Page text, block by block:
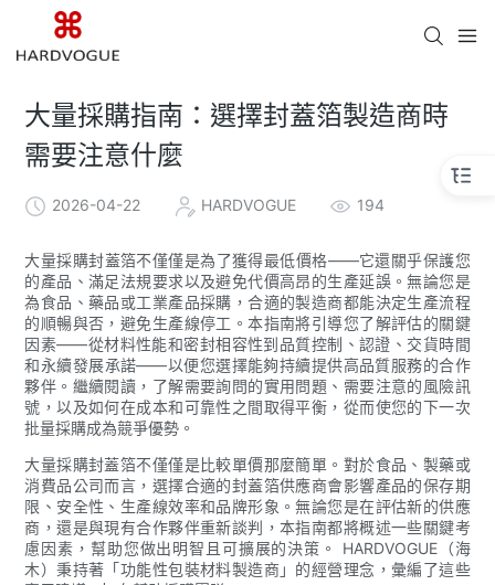
大量採購指南：選擇封蓋箔製造商時
需要注意什麼
2026-04-22 HARDVOGUE 194
大量採購封蓋箔不僅僅是為了獲得最低價格——它還關乎保護您
的產品、滿足法規要求以及避免代價高昂的生產延誤。無論您是
為食品、藥品或工業產品採購，合適的製造商都能決定生產流程
的順暢與否，避免生產線停工。本指南將引導您了解評估的關鍵
因素——從材料性能和密封相容性到品質控制、認證、交貨時間
和永續發展承諾——以便您選擇能夠持續提供高品質服務的合作
夥伴。繼續閱讀，了解需要詢問的實用問題、需要注意的風險訊
號，以及如何在成本和可靠性之間取得平衡，從而使您的下一次
批量採購成為競爭優勢。
大量採購封蓋箔不僅僅是比較單價那麼簡單。對於食品、製藥或
消費品公司而言，選擇合適的封蓋箔供應商會影響產品的保存期
限、安全性、生產線效率和品牌形象。無論您是在評估新的供應
商，還是與現有合作夥伴重新談判，本指南都將概述一些關鍵考
慮因素，幫助您做出明智且可擴展的決策。 HARDVOGUE（海
木）秉持著「功能性包裝材料製造商」的經營理念，彙編了這些